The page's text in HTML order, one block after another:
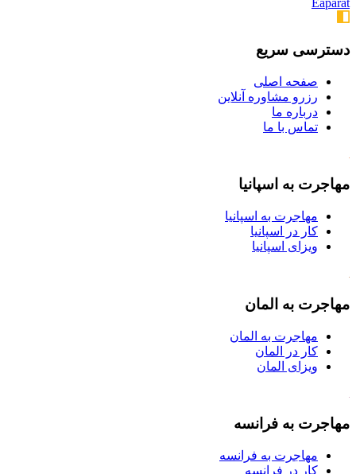
Eaparat
دسترسی سریع
صفحه اصلی
رزرو مشاوره آنلاین
درباره ما
تماس با ما
مهاجرت به اسپانیا
مهاجرت به اسپانیا
کار در اسپانیا
ویزای اسپانیا
مهاجرت به المان
مهاجرت به المان
کار در المان
ویزای المان
مهاجرت به فرانسه
مهاجرت به فرانسه
کار در فرانسه